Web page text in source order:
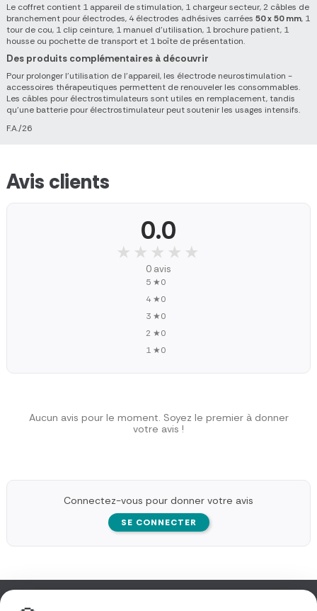
Le coffret contient 1 appareil de stimulation, 1 chargeur secteur, 2 câbles de
branchement pour électrodes, 4 électrodes adhésives carrées 50 x 50 mm, 1
tour de cou, 1 clip ceinture, 1 manuel d'utilisation, 1 brochure patient, 1
housse ou pochette de transport et 1 boîte de présentation.
Des produits complémentaires à découvrir
Pour prolonger l'utilisation de l'appareil, les électrode neurostimulation -
accessoires thérapeutiques permettent de renouveler les consommables.
Les câbles pour électrostimulateurs sont utiles en remplacement, tandis
qu'une batterie pour électrostimulateur peut soutenir les usages intensifs.
F.A./26
Avis clients
0.0
★★★★★
★★★★★
0 avis
5 ★0
4 ★0
3 ★0
2 ★0
1 ★0
Aucun avis pour le moment. Soyez le premier à donner
votre avis !
Connectez-vous pour donner votre avis
SE CONNECTER